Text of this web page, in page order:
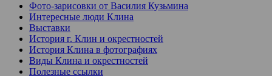
Фото-зарисовки от Василия Кузьмина
Интересные люди Клина
Выставки
История г. Клин и окрестностей
История Клина в фотографиях
Виды Клина и окрестностей
Полезные ссылки